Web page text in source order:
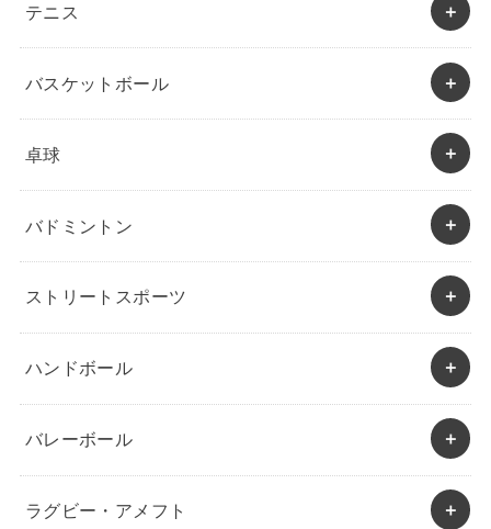
テニス
バスケットボール
卓球
バドミントン
ストリートスポーツ
ハンドボール
バレーボール
ラグビー・アメフト